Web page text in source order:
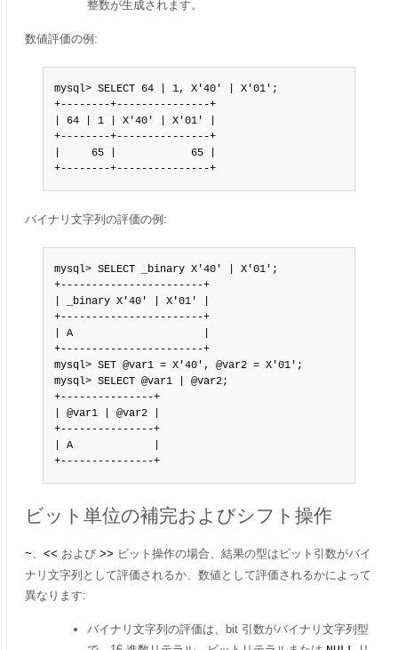
整数が生成されます。
数値評価の例:
mysql> SELECT 64 | 1, X'40' | X'01';
+--------+---------------+
| 64 | 1 | X'40' | X'01' |
+--------+---------------+
|     65 |            65 |
+--------+---------------+
バイナリ文字列の評価の例:
mysql> SELECT _binary X'40' | X'01';
+-----------------------+
| _binary X'40' | X'01' |
+-----------------------+
| A                     |
+-----------------------+
mysql> SET @var1 = X'40', @var2 = X'01';
mysql> SELECT @var1 | @var2;
+---------------+
| @var1 | @var2 |
+---------------+
| A             |
+---------------+
ビット単位の補完およびシフト操作
~、 << および >> ビット操作の場合、結果の型はビット引数がバイ
ナリ文字列として評価されるか、数値として評価されるかによって
異なります:
バイナリ文字列の評価は、bit 引数がバイナリ文字列型